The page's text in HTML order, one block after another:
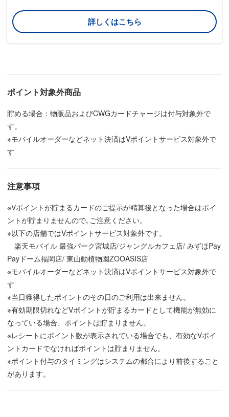
詳しくはこちら
ポイント対象外商品
貯める場合：物販品およびCWGカードチャージは付与対象外で
す。
※モバイルオーダーなどネット決済はVポイントサービス対象外で
す
注意事項
※Vポイントが貯まるカードのご提示が精算後となった場合はポイ
ントが貯まりませんので､ご注意ください。
※以下の店舗ではVポイントサービス対象外です。
楽天モバイル 最強パーク宮城店/ジャングルカフェ店/ みずほPay
Payドーム福岡店/ 東山動植物園ZOOASIS店
※モバイルオーダーなどネット決済はVポイントサービス対象外で
す
※当日獲得したポイントのその日のご利用は出来ません。
※有効期限切れなどVポイントが貯まるカードとして機能が無効に
なっている場合、ポイントは貯まりません。
※レシートにポイント数が表示されている場合でも、有効なVポイ
ントカードでなければポイントは貯まりません。
※ポイント付与のタイミングはシステムの都合により前後すること
があります。